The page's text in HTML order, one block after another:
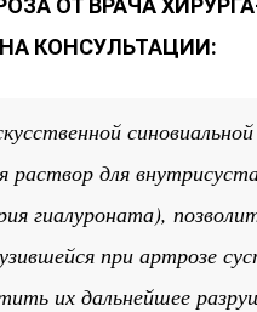
ОТ ВРАЧА
КОНСУЛЬТАЦИИ:
синовиальной
для
гиалуроната),
при артрозе
их дальнейшее